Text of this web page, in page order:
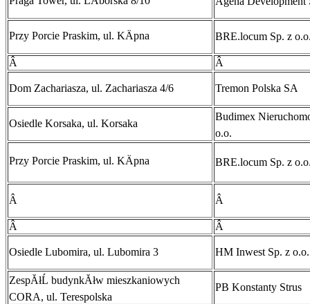
Przy Porcie Praskim, ul. KÄpna BRE.locum Sp. z
Â Â
Dom Zachariasza, ul. Zachariasza 4/6 Tremon Polska SA
Osiedle Korsaka, ul. Korsaka
Budimex
o.o.
Przy Porcie Praskim, ul. KÄpna BRE.locum Sp. z
Â Â
Â Â
Osiedle Lubomira, ul. Lubomira 3 HM Inwest Sp. z o.o.
ZespĂłĹ budynkĂłw mieszkaniowych
CORA, ul. Terespolska
PB Konstanty Strus